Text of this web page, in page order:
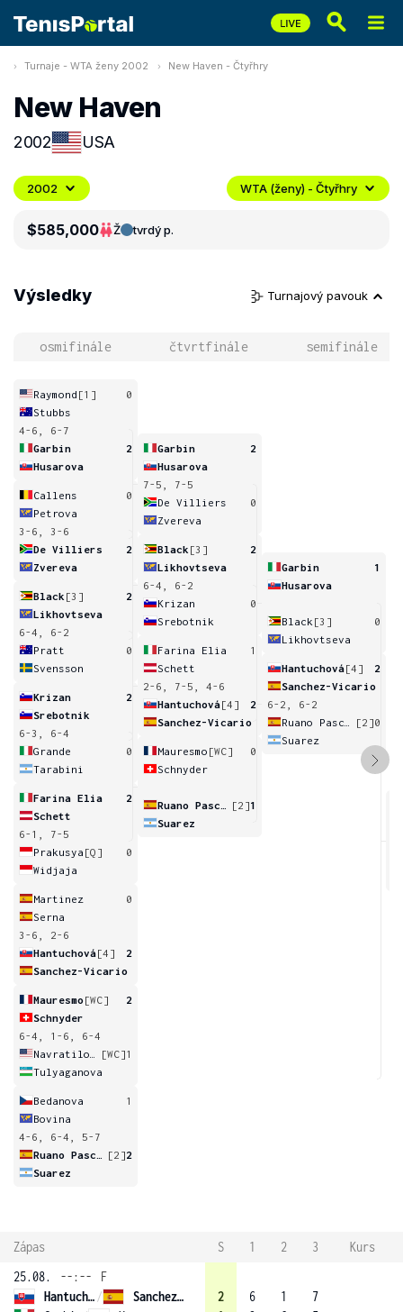
Turnaje - WTA ženy 2002 New Haven - Čtyřhry
New Haven
2002 USA
2002 WTA (ženy) - Čtyřhry
$585,000 Ž tvrdý p.
Výsledky Turnajový pavouk
osmifinále čtvrtfinále semifinále
Raymond [1]
0
Stubbs
4-6, 6-7
Garbin
2
Husarova
Callens
0
Petrova
3-6, 3-6
De Villiers
2
Zvereva
Black [3]
2
Likhovtseva
6-4, 6-2
Pratt
0
Svensson
Krizan
2
Srebotnik
6-3, 6-4
Grande
0
Tarabini
Farina Elia
2
Schett
6-1, 7-5
Prakusya [Q]
0
Widjaja
Martinez
0
Serna
3-6, 2-6
Hantuchová[4]
2
Sanchez-Vicario
Mauresmo [WC]
2
Schnyder
6-4, 1-6, 6-4
[WC]1
Tulyaganova
Bedanova
1
Bovina
4-6, 6-4, 5-7
[2]2
Suarez
Garbin
2
Husarova
7-5, 7-5
De Villiers
0
Zvereva
Black [3]
2
Likhovtseva
6-4, 6-2
Krizan
0
Srebotnik
Farina Elia
1
Schett
2-6, 7-5, 4-6
Hantuchová[4]
2
Sanchez-Vicario
Mauresmo [WC]
0
Schnyder
[2]1
Suarez
Garbin
1
Husarova
Black [3]
0
Likhovtseva
Hantuchová[4]
2
Sanchez-Vicario
6-2, 6-2
[2]0
Suarez
Zápas S 1 2 3
Kurs
25.08.
--:--
F
Hantuchová /
Sanchez-Vicario (4)
2
6
1
7